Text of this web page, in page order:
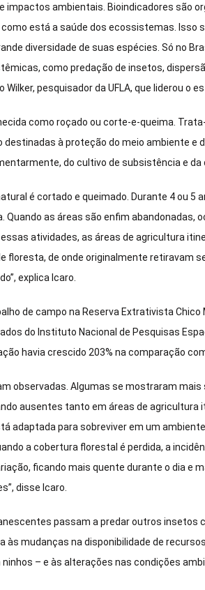
impactos ambientais. Bioindicadores são
está a saúde dos ecossistemas. Isso
diversidade de suas espécies. Só no
como predação de insetos,
pesquisador da UFLA, que liderou o
como roçado ou corte-e-queima.
à proteção do meio ambiente e
do cultivo de subsistência e da
é cortado e queimado. Durante 4 ou 5
Quando as áreas são enfim abandonadas,
atividades, as áreas de agricultura
floresta, de onde originalmente retiravam
explica Icaro.
de campo na Reserva Extrativista Chico
do Instituto Nacional de Pesquisas
havia crescido 203% na comparação
observadas. Algumas se mostraram
ausentes tanto em áreas de agricultura
adaptada para sobreviver em um
a cobertura florestal é perdida, a
ficando mais quente durante o dia e
disse Icaro.
passam a predar outros insetos
às mudanças na disponibilidade de
– e às alterações nas condições